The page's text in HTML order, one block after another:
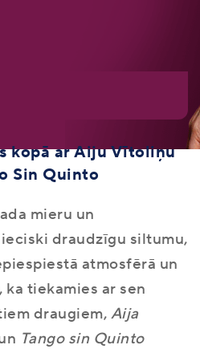
kopā ar Aiju Vītoliņu
Sin Quinto
mieru un
draudzīgu siltumu,
atmosfērā un
ka tiekamies ar sen
draugiem, Aija
Tango sin Quinto